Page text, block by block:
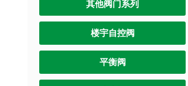
其他阀门系列
楼宇自控阀
平衡阀